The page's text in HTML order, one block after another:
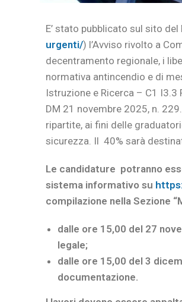
E’ stato pubblicato sul sito del
urgenti/) l’Avviso rivolto a
decentramento regionale, i
normativa antincendio e di
Istruzione e Ricerca – C1
DM 21 novembre 2025, n.
ripartite, ai fini delle
sicurezza. Il 40% sarà
Le candidature potranno
sistema informativo su
compilazione nella Sezione
dalle ore 15,00 del 27
legale;
dalle ore 15,00 del 3
documentazione.